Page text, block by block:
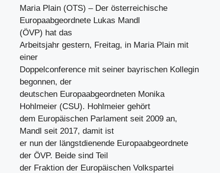
Maria Plain (OTS) – Der österreichische
Europaabgeordnete Lukas Mandl
(ÖVP) hat das
Arbeitsjahr gestern, Freitag, in Maria Plain mit
einer
Doppelconference mit seiner bayrischen Kollegin
begonnen, der
deutschen Europaabgeordneten Monika
Hohlmeier (CSU). Hohlmeier gehört
dem Europäischen Parlament seit 2009 an,
Mandl seit 2017, damit ist
er nun der längstdienende Europaabgeordnete
der ÖVP. Beide sind Teil
der Fraktion der Europäischen Volkspartei